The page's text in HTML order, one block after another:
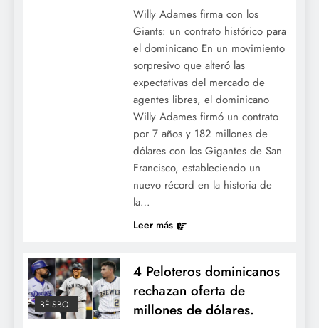
Willy Adames firma con los
Giants: un contrato histórico para
el dominicano En un movimiento
sorpresivo que alteró las
expectativas del mercado de
agentes libres, el dominicano
Willy Adames firmó un contrato
por 7 años y 182 millones de
dólares con los Gigantes de San
Francisco, estableciendo un
nuevo récord en la historia de
la…
Leer más
BÉISBOL
4 Peloteros dominicanos
rechazan oferta de
millones de dólares.